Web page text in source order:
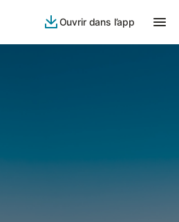
Ouvrir dans l’app